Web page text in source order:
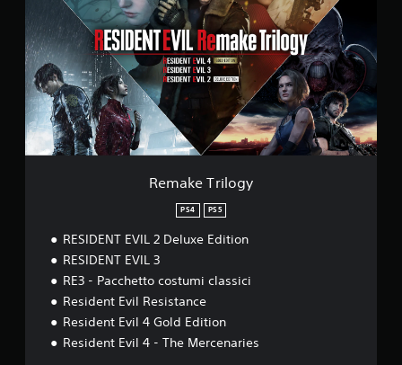
k
e
T
i
l
o
g
y
Remake Trilogy
PS4 PS5
RESIDENT EVIL 2 Deluxe Edition
RESIDENT EVIL 3
RE3 - Pacchetto costumi classici
Resident Evil Resistance
Resident Evil 4 Gold Edition
Resident Evil 4 - The Mercenaries